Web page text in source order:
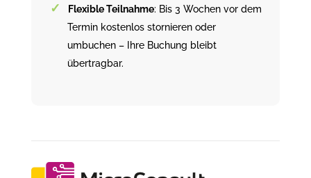
Flexible Teilnahme: Bis 3 Wochen vor dem
Termin kostenlos stornieren oder
umbuchen – Ihre Buchung bleibt
übertragbar.